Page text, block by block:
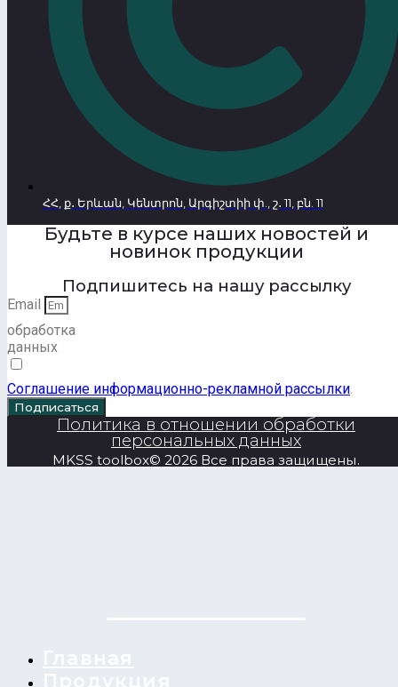
ՀՀ, ք․ Երևան, Կենտրոն, Արգիշտիի փ., շ․ 11, բն. 11
Будьте в курсе наших новостей и
новинок продукции
Подпишитесь на нашу рассылку
Email
обработка
данных
Соглашение информационно-рекламной рассылки.
Подписаться
Политика в отношении обработки
персональных данных
MKSS toolbox© 2026 Все права защищены.